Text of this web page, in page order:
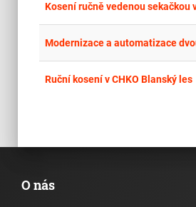
Ruční kosení v CHKO Blanský les
O nás